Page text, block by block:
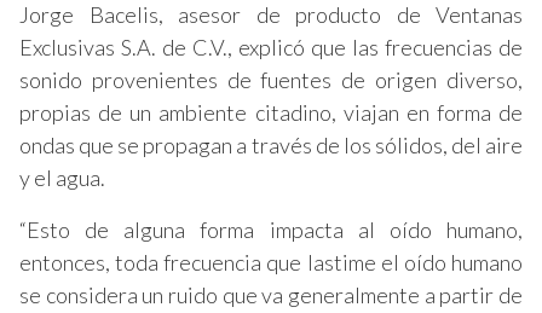
Jorge Bacelis, asesor de producto de Ventanas
Exclusivas S.A. de C.V., explicó que las frecuencias de
sonido provenientes de fuentes de origen diverso,
propias de un ambiente citadino, viajan en forma de
ondas que se propagan a través de los sólidos, del aire
y el agua.
“Esto de alguna forma impacta al oído humano,
entonces, toda frecuencia que lastime el oído humano
se considera un ruido que va generalmente a partir de